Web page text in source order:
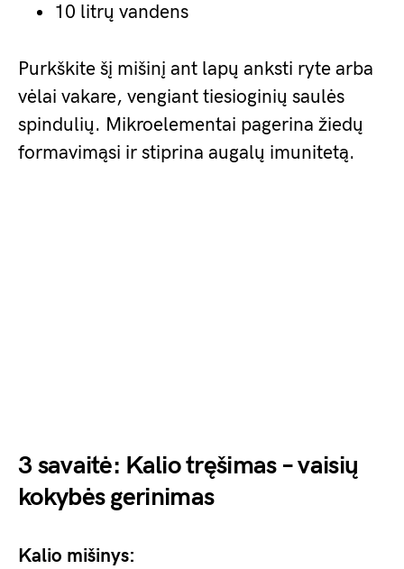
10 litrų vandens
Purkškite šį mišinį ant lapų anksti ryte arba
vėlai vakare, vengiant tiesioginių saulės
spindulių. Mikroelementai pagerina žiedų
formavimąsi ir stiprina augalų imunitetą.
3 savaitė: Kalio tręšimas – vaisių
kokybės gerinimas
Kalio mišinys: